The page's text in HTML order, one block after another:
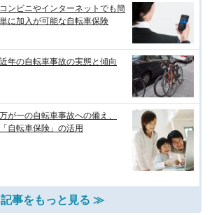
コンビニやインターネットでも簡
単に加入が可能な自転車保険
近年の自転車事故の実態と傾向
万が一の自転車事故への備え、
「自転車保険」の活用
記事をもっと見る ≫